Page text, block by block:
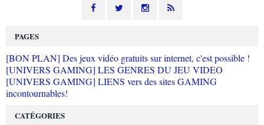
PAGES
[BON PLAN] Des jeux vidéo gratuits sur internet, c'est possible !
[UNIVERS GAMING] LES GENRES DU JEU VIDEO
[UNIVERS GAMING] LIENS vers des sites GAMING
incontournables!
CATÉGORIES